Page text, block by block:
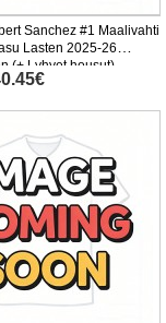
Sanchez #1 Maalivahti
Lasten 2025-26
(+ Lyhyet housut)